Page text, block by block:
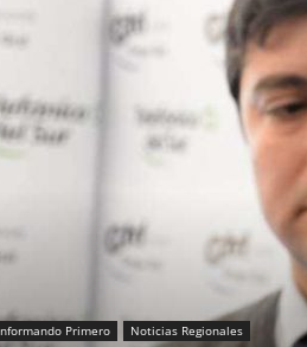
Primero Noticias Regionales